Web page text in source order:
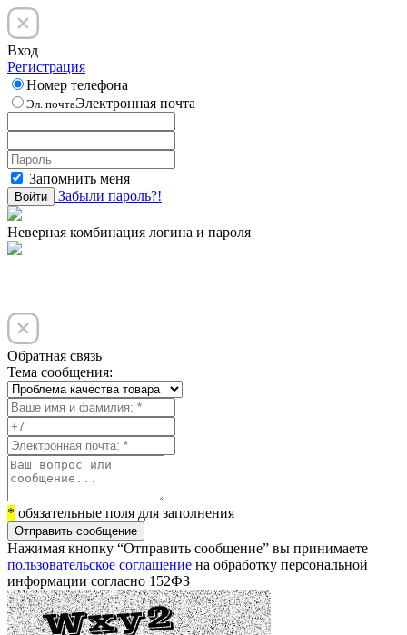
Вход
Регистрация
Номер телефона
Эл. почтаЭлектронная почта
Запомнить меня
Войти Забыли пароль?!
Неверная комбинация логина и пароля
Обратная связь
Тема сообщения:
* обязательные поля для заполнения
Отправить сообщение
Нажимая кнопку “Отправить сообщение” вы принимаете
пользовательское соглашение на обработку персональной
информации согласно 152ФЗ